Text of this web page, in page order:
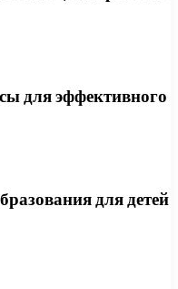
для эффективного
для детей